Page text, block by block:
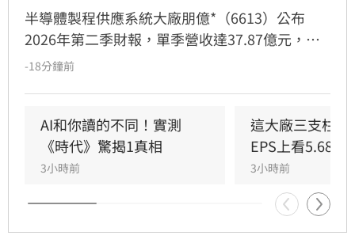
半導體製程供應系統大廠朋億*（6613）公布
2026年第二季財報，單季營收達37.87億元，年
增85.31%，創下歷史新高。上半年累計EPS達
求暢旺，帶動化學品供應系統與自動化控制業務
強勁成長。朋億*透過台灣、中國及東南亞的跨國
佈局，彈性調配資源以滿足全球產能重組需求。
展望後市，在AI投資熱潮支撐下，公司對第三季
營運抱持審慎樂觀，目標持續擴大營運規模，在
半導體產業擴產黃金期再創佳績。
-18分鐘前
AI和你讀的不同！實測
《時代》驚揭1真相
3小時前
這大廠三支柱
EPS上看5.68元
3小時前